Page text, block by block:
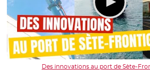
Des innovations au port de Sète-